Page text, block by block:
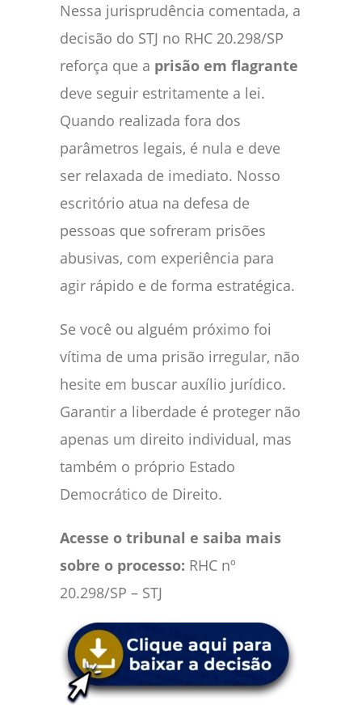
Nessa jurisprudência comentada, a
decisão do STJ no RHC 20.298/SP
reforça que a prisão em flagrante
deve seguir estritamente a lei.
Quando realizada fora dos
parâmetros legais, é nula e deve
ser relaxada de imediato. Nosso
escritório atua na defesa de
pessoas que sofreram prisões
abusivas, com experiência para
agir rápido e de forma estratégica.
Se você ou alguém próximo foi
vítima de uma prisão irregular, não
hesite em buscar auxílio jurídico.
Garantir a liberdade é proteger não
apenas um direito individual, mas
também o próprio Estado
Democrático de Direito.
Acesse o tribunal e saiba mais
sobre o processo: RHC nº
20.298/SP – STJ